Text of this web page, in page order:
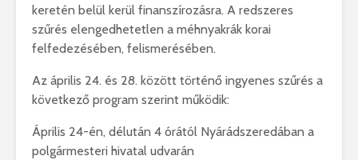
keretén belül kerül finanszírozásra. A redszeres
szűrés elengedhetetlen a méhnyakrák korai
felfedezésében, felismerésében.
Az április 24. és 28. között történő ingyenes szűrés a
következő program szerint működik:
Április 24-én, délután 4 órától Nyárádszeredában a
polgármesteri hivatal udvarán